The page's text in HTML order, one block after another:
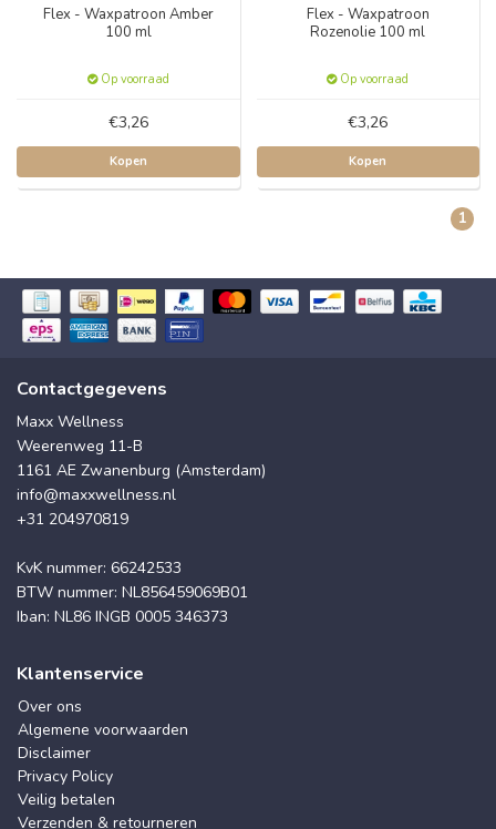
Flex - Waxpatroon Amber
100 ml
Op voorraad
€3,26
Kopen
Flex - Waxpatroon
Rozenolie 100 ml
Op voorraad
€3,26
Kopen
1
Contactgegevens
Maxx Wellness
Weerenweg 11-B
1161 AE Zwanenburg (Amsterdam)
info@maxxwellness.nl
+31 204970819
KvK nummer: 66242533
BTW nummer: NL856459069B01
Iban: NL86 INGB 0005 346373
Klantenservice
Over ons
Algemene voorwaarden
Disclaimer
Privacy Policy
Veilig betalen
Verzenden & retourneren